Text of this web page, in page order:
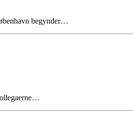
begynder…